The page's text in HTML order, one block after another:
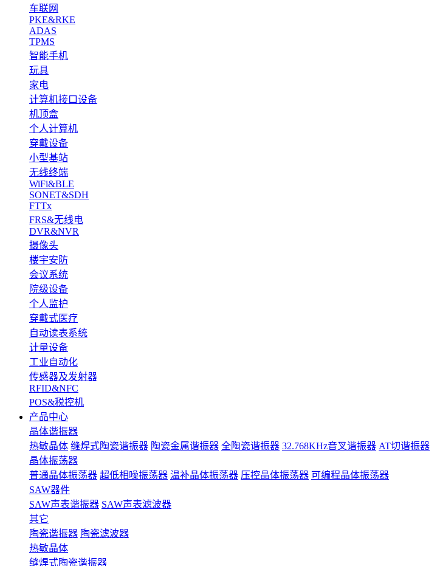
车联网
PKE&RKE
ADAS
TPMS
智能手机
玩具
家电
计算机接口设备
机顶盒
个人计算机
穿戴设备
小型基站
无线终端
WiFi&BLE
SONET&SDH
FTTx
FRS&无线电
DVR&NVR
摄像头
楼宇安防
会议系统
院级设备
个人监护
穿戴式医疗
自动读表系统
计量设备
工业自动化
传感器及发射器
RFID&NFC
POS&税控机
产品中心
晶体谐振器
热敏晶体 缝焊式陶瓷谐振器 陶瓷金属谐振器 全陶瓷谐振器 32.768KHz音叉谐振器 AT切谐振器
晶体振荡器
普通晶体振荡器 超低相噪振荡器 温补晶体振荡器 压控晶体振荡器 可编程晶体振荡器
SAW器件
SAW声表谐振器 SAW声表滤波器
其它
陶瓷谐振器 陶瓷滤波器
热敏晶体
缝焊式陶瓷谐振器